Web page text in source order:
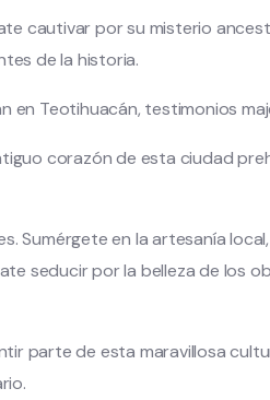
cautivar por su misterio
de la historia.
en Teotihuacán, testimonios
corazón de esta ciudad
Sumérgete en la artesanía
seducir por la belleza de los
parte de esta maravillosa